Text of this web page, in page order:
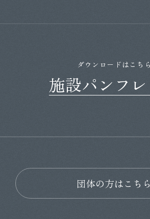
ダウンロードはこちら
施設パンフ
団体の方はこちら